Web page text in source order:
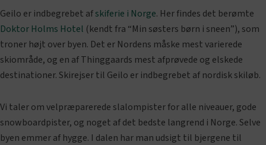
Geilo er indbegrebet afskiferie i Norge. Her findes det berømte
Doktor Holms Hotel (kendt fra “Min søsters børn i sneen”), som
troner højt over byen. Det er Nordens måske mest varierede
skiområde, og en af Thinggaards mest afprøvede og elskede
destinationer. Skirejser til Geilo er indbegrebet af nordisk skiløb.
Vi taler om velpræparerede slalompister for alle niveauer, gode
snowboardpister, og noget af det bedste langrend i Norge. Selve
byen emmer af hygge. I dalen har man udsigt til bjergene til